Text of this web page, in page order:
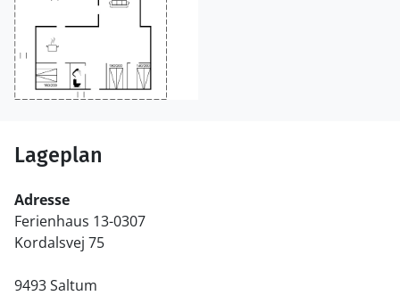
Lageplan
Adresse
Ferienhaus 13-0307
Kordalsvej 75
9493 Saltum